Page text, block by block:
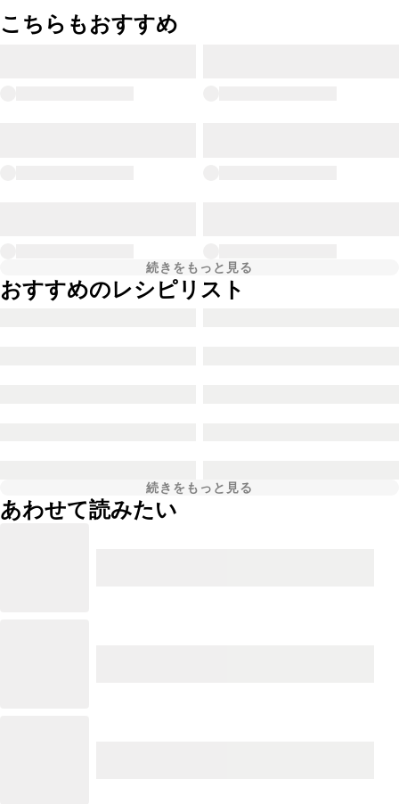
こちらもおすすめ
続きをもっと見る
おすすめのレシピリスト
続きをもっと見る
あわせて読みたい